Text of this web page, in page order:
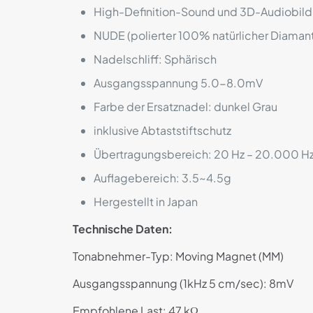
High-Definition-Sound und 3D-Audiobild
NUDE (polierter 100% natürlicher
Nadelschliff: Sphärisch
Ausgangsspannung 5.0-8.0mV
Farbe der Ersatznadel: dunkel Grau
inklusive Abtaststiftschutz
Übertragungsbereich: 20 Hz – 20.000
Auflagebereich: 3.5~4.5g
Hergestellt in Japan
Technische Daten:
Tonabnehmer-Typ: Moving Magnet (MM)
Ausgangsspannung (1kHz 5 cm/sec): 8mV